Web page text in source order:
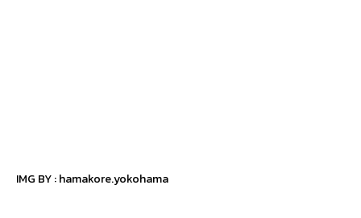
IMG BY :hamakore.yokohama